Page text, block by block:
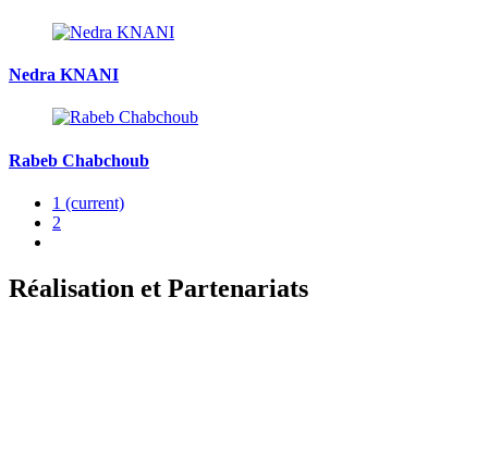
Nedra KNANI
Rabeb Chabchoub
1 (current)
2
Réalisation et Partenariats